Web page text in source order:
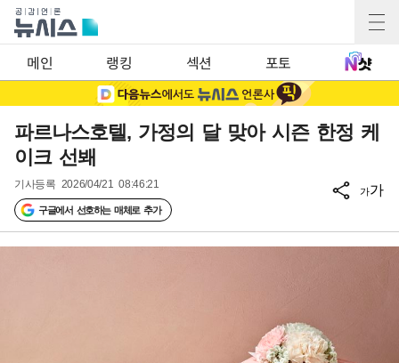
메인 랭킹 섹션 포토
파르나스호텔, 가정의 달 맞아 시즌 한정 케
이크 선봬
기사등록 2026/04/21 08:46:21
구글에서 선호하는 매체로 추가
가가